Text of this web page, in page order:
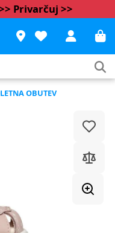
Privarčuj >>
OBUTEV